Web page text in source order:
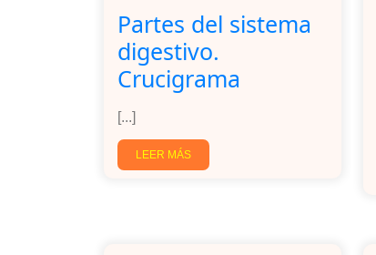
Partes del sistema
digestivo.
Crucigrama
[...]
LEER MÁS